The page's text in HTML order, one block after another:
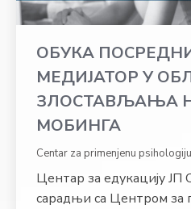
ОБУКА
МЕДИЈАТОР У
ЗЛОСТАВЉАЊА
МОБИНГА
Centar za primenjenu psihologiju
Центар за едукацију ЈП
сарадњи са Центром